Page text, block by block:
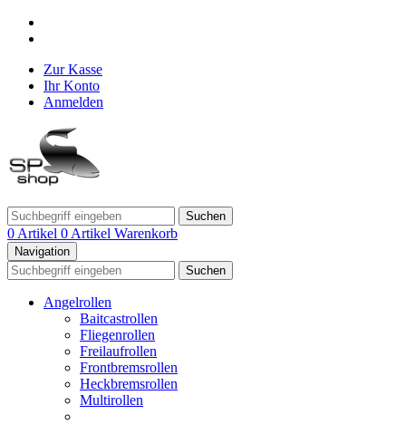
Zur Kasse
Ihr Konto
Anmelden
Suchen
0 Artikel 0 Artikel Warenkorb
Navigation
Suchen
Angelrollen
Baitcastrollen
Fliegenrollen
Freilaufrollen
Frontbremsrollen
Heckbremsrollen
Multirollen